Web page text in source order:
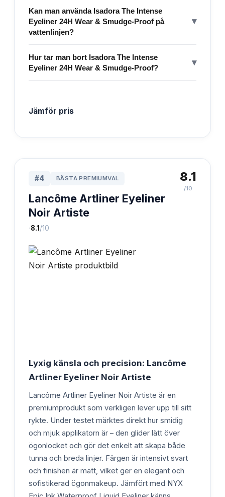
Kan man använda Isadora The Intense
Eyeliner 24H Wear & Smudge-Proof på
vattenlinjen?
▾
Hur tar man bort Isadora The Intense
Eyeliner 24H Wear & Smudge-Proof?
▾
Jämför pris
#4 BÄSTA PREMIUMVAL
Lancôme Artliner Eyeliner
Noir Artiste
·8.1 /10
8.1
/10
Lyxig känsla och precision: Lancôme
Artliner Eyeliner Noir Artiste
Lancôme Artliner Eyeliner Noir Artiste är en
premiumprodukt som verkligen lever upp till sitt
rykte. Under testet märktes direkt hur smidig
och mjuk applikatorn är – den glider lätt över
ögonlocket och gör det enkelt att skapa både
tunna och breda linjer. Färgen är intensivt svart
och finishen är matt, vilket ger en elegant och
sofistikerad ögonmakeup. Jämfört med NYX